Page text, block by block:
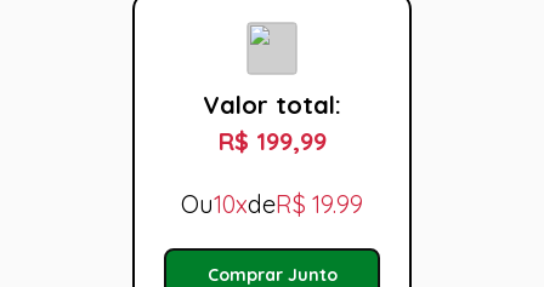
Valor total:
R$ 199,99
Ou10xdeR$ 19.99
Comprar Junto